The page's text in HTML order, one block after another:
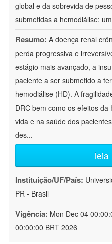
global e da sobrevida de
submetidas a hemodiálise:
Resumo: A doença renal
perda progressiva e
estágio mais avançado, a
paciente a ser submetido a
hemodiálise (HD). A
DRC bem como os efeitos
vida e na saúde dos
des...
leia
Instituição/UF/País:
PR - Brasil
Vigência: Mon Dec 04
00:00:00 BRT 2026